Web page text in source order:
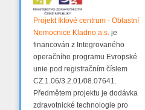
Projekt Iktové centrum - Oblastní
Nemocnice Kladno a.s. je
financován z Integrovaného
operačního programu Evropské
unie pod registračním číslem
CZ.1.06/3.2.01/08.07641.
Předmětem projektu je dodávka
zdravotnické technologie pro